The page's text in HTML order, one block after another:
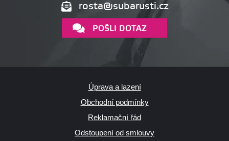
rosta@subarusti.cz
POŠLI DOTAZ
Úprava a lazení
Obchodní podmínky
Reklamační řád
Odstoupení od smlouvy